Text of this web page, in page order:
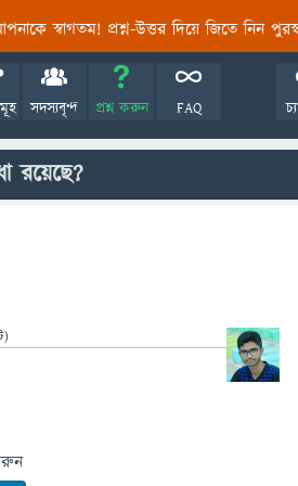
স্বাগতম! প্রশ্ন-উত্তর দিয়ে জিতে নিন
সদস্যবৃন্দ প্রশ্ন করুন FAQ
রয়েছে?